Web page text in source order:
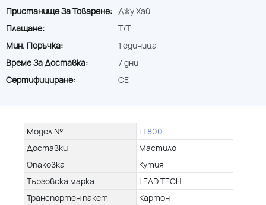
Пристанище За Товарене: Джу Хай
Плащане:
T/T
Мин. Поръчка:
1 единица
Време За Доставка:
7 дни
Сертифициране:
CE
Модел №
LT800
Доставки
Мастило
Опаковка
Кутия
Търговска марка
LEAD TECH
Транспортен пакет
Картон